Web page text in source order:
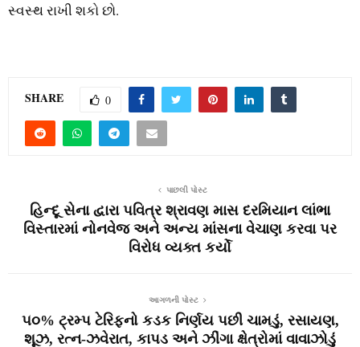
સ્વસ્થ રાખી શકો છો.
SHARE 0
પાછલી પોસ્ટ
હિન્દૂ સેના દ્વારા પવિત્ર શ્રાવણ માસ દરમિયાન લાંભા
વિસ્તારમાં નોનવેજ અને અન્ય માંસના વેચાણ કરવા પર
વિરોધ વ્યક્ત કર્યો
આગળની પોસ્ટ
૫૦% ટ્રમ્પ ટેરિફનો કડક નિર્ણય પછી ચામડું, રસાયણ,
શૂઝ, રત્‍ન-ઝવેરાત, કાપડ અને ઝીંગા ક્ષેત્રોમાં વાવાઝોડું